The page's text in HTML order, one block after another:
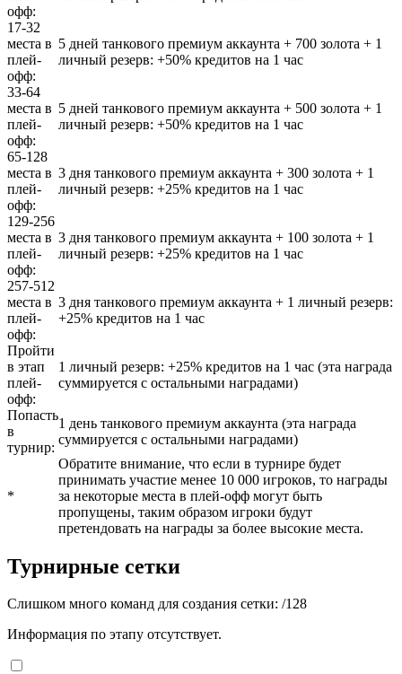
офф:
17-32
места в
плей-
офф:
5 дней танкового премиум аккаунта + 700 золота + 1
личный резерв: +50% кредитов на 1 час
33-64
места в
плей-
офф:
5 дней танкового премиум аккаунта + 500 золота + 1
личный резерв: +50% кредитов на 1 час
65-128
места в
плей-
офф:
3 дня танкового премиум аккаунта + 300 золота + 1
личный резерв: +25% кредитов на 1 час
129-256
места в
плей-
офф:
3 дня танкового премиум аккаунта + 100 золота + 1
личный резерв: +25% кредитов на 1 час
257-512
места в
плей-
офф:
3 дня танкового премиум аккаунта + 1 личный резерв:
+25% кредитов на 1 час
Пройти
в этап
плей-
офф:
1 личный резерв: +25% кредитов на 1 час (эта награда
суммируется с остальными наградами)
Попасть
в
турнир:
1 день танкового премиум аккаунта (эта награда
суммируется с остальными наградами)
*
Обратите внимание, что если в турнире будет
принимать участие менее 10 000 игроков, то награды
за некоторые места в плей-офф могут быть
пропущены, таким образом игроки будут
претендовать на награды за более высокие места.
Турнирные сетки
Слишком много команд для создания сетки: /128
Информация по этапу отсутствует.